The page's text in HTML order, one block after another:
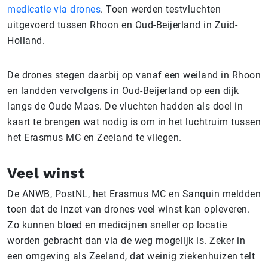
medicatie via drones. Toen werden testvluchten
uitgevoerd tussen Rhoon en Oud-Beijerland in Zuid-
Holland.
De drones stegen daarbij op vanaf een weiland in Rhoon
en landden vervolgens in Oud-Beijerland op een dijk
langs de Oude Maas. De vluchten hadden als doel in
kaart te brengen wat nodig is om in het luchtruim tussen
het Erasmus MC en Zeeland te vliegen.
Veel winst
De ANWB, PostNL, het Erasmus MC en Sanquin meldden
toen dat de inzet van drones veel winst kan opleveren.
Zo kunnen bloed en medicijnen sneller op locatie
worden gebracht dan via de weg mogelijk is. Zeker in
een omgeving als Zeeland, dat weinig ziekenhuizen telt